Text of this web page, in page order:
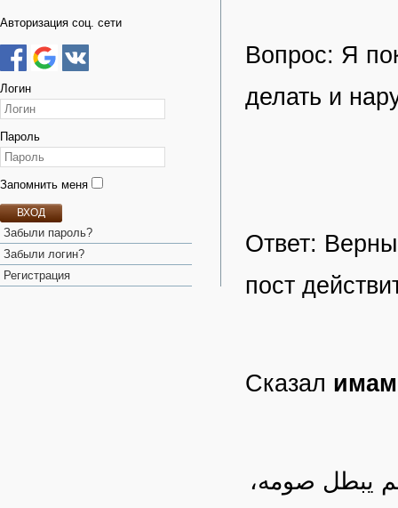
Авторизация соц. сети
Логин
Пароль
Запомнить меня
ВХОД
Забыли пароль?
Забыли логин?
Регистрация
Вопрос: Я
делать и
Ответ:
пост
Сказал
يبطل صومه،